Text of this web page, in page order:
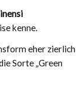
kenne.
eher zierlich
Sorte „Green